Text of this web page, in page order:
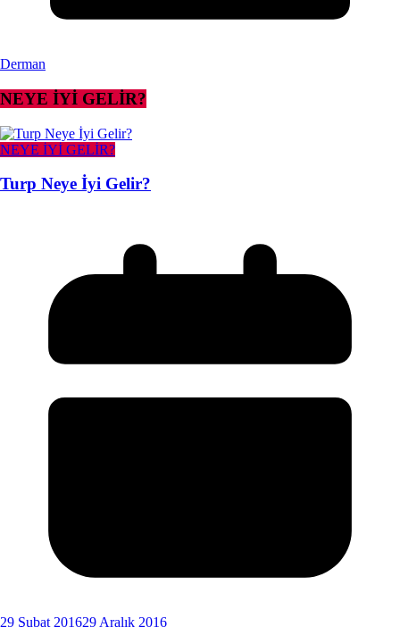
Derman
NEYE İYİ GELİR?
NEYE İYİ GELİR?
Turp Neye İyi Gelir?
29 Şubat 201629 Aralık 2016